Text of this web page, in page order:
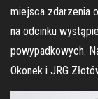
miejsca zdarzenia
na odcinku
powypadkowych.
Okonek i JRG